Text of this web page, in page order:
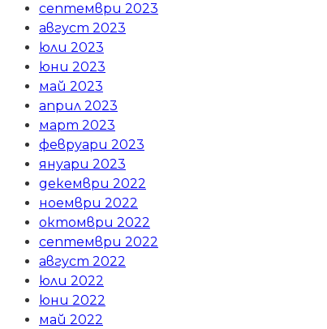
септември 2023
август 2023
юли 2023
юни 2023
май 2023
април 2023
март 2023
февруари 2023
януари 2023
декември 2022
ноември 2022
октомври 2022
септември 2022
август 2022
юли 2022
юни 2022
май 2022